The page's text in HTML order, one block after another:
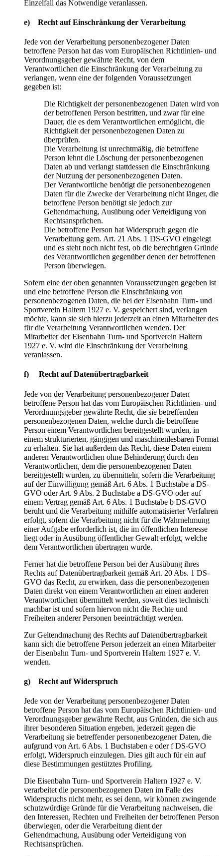
Einzelfall das Notwendige veranlassen.
e) Recht auf Einschränkung der Verarbeitung
Jede von der Verarbeitung personenbezogener Daten
betroffene Person hat das vom Europäischen Richtlinien- und
Verordnungsgeber gewährte Recht, von dem
Verantwortlichen die Einschränkung der Verarbeitung zu
verlangen, wenn eine der folgenden Voraussetzungen
gegeben ist:
Die Richtigkeit der personenbezogenen Daten wird von
der betroffenen Person bestritten, und zwar für eine
Dauer, die es dem Verantwortlichen ermöglicht, die
Richtigkeit der personenbezogenen Daten zu
überprüfen.
Die Verarbeitung ist unrechtmäßig, die betroffene
Person lehnt die Löschung der personenbezogenen
Daten ab und verlangt stattdessen die Einschränkung
der Nutzung der personenbezogenen Daten.
Der Verantwortliche benötigt die personenbezogenen
Daten für die Zwecke der Verarbeitung nicht länger, die
betroffene Person benötigt sie jedoch zur
Geltendmachung, Ausübung oder Verteidigung von
Rechtsansprüchen.
Die betroffene Person hat Widerspruch gegen die
Verarbeitung gem. Art. 21 Abs. 1 DS-GVO eingelegt
und es steht noch nicht fest, ob die berechtigten Gründe
des Verantwortlichen gegenüber denen der betroffenen
Person überwiegen.
Sofern eine der oben genannten Voraussetzungen gegeben ist
und eine betroffene Person die Einschränkung von
personenbezogenen Daten, die bei der Eisenbahn Turn- und
Sportverein Haltern 1927 e. V. gespeichert sind, verlangen
möchte, kann sie sich hierzu jederzeit an einen Mitarbeiter des
für die Verarbeitung Verantwortlichen wenden. Der
Mitarbeiter der Eisenbahn Turn- und Sportverein Haltern
1927 e. V. wird die Einschränkung der Verarbeitung
veranlassen.
f) Recht auf Datenübertragbarkeit
Jede von der Verarbeitung personenbezogener Daten
betroffene Person hat das vom Europäischen Richtlinien- und
Verordnungsgeber gewährte Recht, die sie betreffenden
personenbezogenen Daten, welche durch die betroffene
Person einem Verantwortlichen bereitgestellt wurden, in
einem strukturierten, gängigen und maschinenlesbaren Format
zu erhalten. Sie hat außerdem das Recht, diese Daten einem
anderen Verantwortlichen ohne Behinderung durch den
Verantwortlichen, dem die personenbezogenen Daten
bereitgestellt wurden, zu übermitteln, sofern die Verarbeitung
auf der Einwilligung gemäß Art. 6 Abs. 1 Buchstabe a DS-
GVO oder Art. 9 Abs. 2 Buchstabe a DS-GVO oder auf
einem Vertrag gemäß Art. 6 Abs. 1 Buchstabe b DS-GVO
beruht und die Verarbeitung mithilfe automatisierter Verfahren
erfolgt, sofern die Verarbeitung nicht für die Wahrnehmung
einer Aufgabe erforderlich ist, die im öffentlichen Interesse
liegt oder in Ausübung öffentlicher Gewalt erfolgt, welche
dem Verantwortlichen übertragen wurde.
Ferner hat die betroffene Person bei der Ausübung ihres
Rechts auf Datenübertragbarkeit gemäß Art. 20 Abs. 1 DS-
GVO das Recht, zu erwirken, dass die personenbezogenen
Daten direkt von einem Verantwortlichen an einen anderen
Verantwortlichen übermittelt werden, soweit dies technisch
machbar ist und sofern hiervon nicht die Rechte und
Freiheiten anderer Personen beeinträchtigt werden.
Zur Geltendmachung des Rechts auf Datenübertragbarkeit
kann sich die betroffene Person jederzeit an einen Mitarbeiter
der Eisenbahn Turn- und Sportverein Haltern 1927 e. V.
wenden.
g) Recht auf Widerspruch
Jede von der Verarbeitung personenbezogener Daten
betroffene Person hat das vom Europäischen Richtlinien- und
Verordnungsgeber gewährte Recht, aus Gründen, die sich aus
ihrer besonderen Situation ergeben, jederzeit gegen die
Verarbeitung sie betreffender personenbezogener Daten, die
aufgrund von Art. 6 Abs. 1 Buchstaben e oder f DS-GVO
erfolgt, Widerspruch einzulegen. Dies gilt auch für ein auf
diese Bestimmungen gestütztes Profiling.
Die Eisenbahn Turn- und Sportverein Haltern 1927 e. V.
verarbeitet die personenbezogenen Daten im Falle des
Widerspruchs nicht mehr, es sei denn, wir können zwingende
schutzwürdige Gründe für die Verarbeitung nachweisen, die
den Interessen, Rechten und Freiheiten der betroffenen Person
überwiegen, oder die Verarbeitung dient der
Geltendmachung, Ausübung oder Verteidigung von
Rechtsansprüchen.